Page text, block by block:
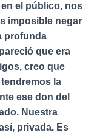
el público, nos
imposible negar
profunda
que era
creo que
la
ese don del
Nuestra
privada. Es